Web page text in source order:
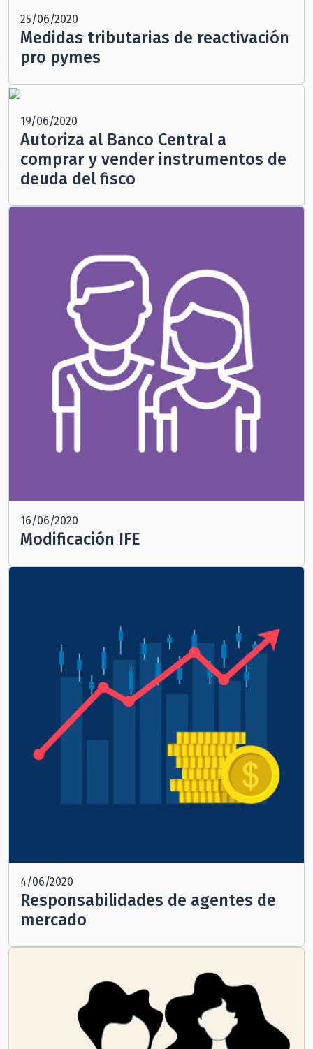
25/06/2020
Medidas tributarias de reactivación
pro pymes
19/06/2020
Autoriza al Banco Central a
comprar y vender instrumentos de
deuda del fisco
16/06/2020
Modificación IFE
4/06/2020
Responsabilidades de agentes de
mercado